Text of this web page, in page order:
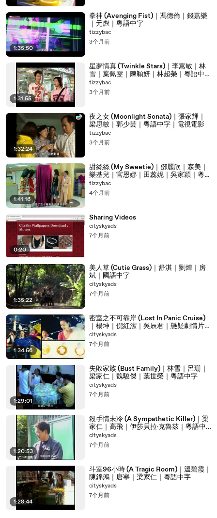
00:06:52
不过再给你买几个世界
00:06:54
不过再给你买几个世界
00:06:56
不过再给你买几个世界
00:06:58
不过再给你买几个世界
00:07:00
哈哈
00:07:02
哈哈
00:07:06
不过再给你买几个世界
00:07:08
不过再给你买几个世界
00:07:10
不过再给你买几个世界
00:07:12
好
00:07:42
善民
00:07:47
起来没啊
00:07:50
都快吃中午饭了啊
00:07:54
好你懒得
00:08:02
乱的呀
00:08:06
妈呀又帮你找了几个姑娘
00:08:09
看
00:08:10
看看看看
00:08:11
看看
00:08:13
二十六岁
00:08:15
嗯身材不错
00:08:18
看看这个
00:08:19
二十二岁
00:08:20
幼儿教师
00:08:23
年轻
00:08:24
有活力
00:08:26
嗯
00:08:27
脸蛋还挺可爱的
00:08:28
二十八岁
00:08:29
正当律师呢
00:08:31
研究生毕业
00:08:32
是做房地产的
00:08:33
成熟稳重
00:08:35
家庭条件
00:08:36
很优越
00:08:38
嗯
1:35:50
拳神 (Avenging Fist)｜馮德倫｜錢嘉樂
｜元彪｜粵語中字
tizzybac
3个月前
1:31:55
星夢情真 (Twinkle Stars)｜李蕙敏｜林
雪｜葉佩雯｜陳穎妍｜林超榮｜粵語中英
字｜2005
tizzybac
3个月前
1:32:24
夜之女 (Moonlight Sonata)｜張家輝｜
梁思敏｜郭少芸｜粵語中字｜電視電影
tizzybac
3个月前
1:41:16
甜絲絲 (My Sweetie)｜鄧麗欣｜森美｜
樂基兒｜官恩娜｜田蕊妮｜吳家穎｜粵語
中字｜2004
tizzybac
4个月前
0:20
Sharing Videos
cityskyads
7个月前
1:35:22
美人草 (Cutie Grass)｜舒淇｜劉燁｜房
斌｜國語中字
cityskyads
7个月前
1:34:56
密室之不可靠岸 (Lost In Panic Cruise)
｜楊坤｜倪紅潔｜吳辰君｜懸疑劇情片｜
國語中字
cityskyads
7个月前
1:29:01
失敗家族 (Bust Family)｜林雪｜呂珊｜
梁家仁｜魏駿傑｜葉世榮｜粵語中字
cityskyads
7个月前
1:20:53
殺手情未冷 (A Sympathetic Killer)｜梁
家仁｜高飛｜伊莎貝拉·克魯茲｜粵語中
字｜動作片
cityskyads
7个月前
1:28:44
斗室96小時 (A Tragic Room)｜溫碧霞｜
陳錦鴻｜唐寧｜梁家仁｜粵語中字
cityskyads
7个月前